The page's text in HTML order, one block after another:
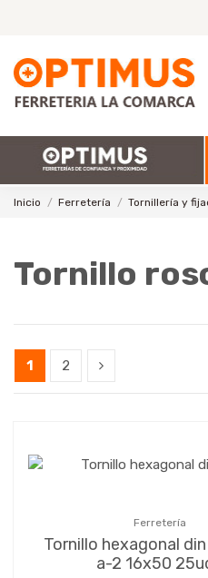
Inicio Ferretería Tornillería y
Tornillo
1 2
Ferretería
Tornillo hexagonal
a-2 16x50